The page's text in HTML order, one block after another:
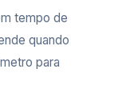
tempo de
quando
para